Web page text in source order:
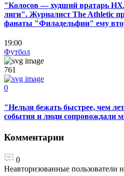
"Колосов — худший вратарь
лиги". Журналист The Athletic
фанаты "Филадельфии" ему
19:00
Футбол
761
0
"Нельзя бежать быстрее, чем
события и люди сопровождали
Комментарии
0
Неавторизованные пользователи